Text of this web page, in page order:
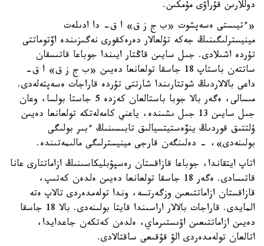
دوللارىن قۇراۋى مۇمكىن.
«ءتيىستى ەسەپشوت «ب ج ز ق» ا ق- دا ادىلەت
مينيسترلىگىنىڭ جەكە تۇلعالار دەرەكقورى نەگىزىندە اۆتوماتتى
تۇردە اشىلادى. جىل سايىن قاڭتار ايىندا جوباعا قاتىسقان
ساتتەن باستاپ 18 جاسقا تولعانعا دەيىن «ب ج ز ق» ا ق-
داعى بالالاردىڭ شوتتارىندا شارتتى تۇردە قاراجات ەسەپتەلەدى.
مىسالى، ەگەر بالا جوبا باستالعان كەزدە 5 جاستا بولسا، وعان
جىل سايىن 13 جىل ىشىندە، ياعني كامەلەتكە تولعانعا دەيىن
ۇلتتىق قوردىڭ ينۆەستيتسيالىق تابىسىنىڭ ءبىر بولىگى
بولىنەدى»، - دەلىنگەن قارجى مينيسترلىگى مالىمەتىندە.
اتاپ ايتقاندا، جوباعا قازاقستان رەسپۋبليكاسىنىڭ ازاماتتارى عانا
قاتىسادى. ەگەر 18 جاسقا تولعانعا دەيىن ەلدەن كەتىپ،
قازاقستان ازاماتتىعىن وزگەرتسە، وندا تولەمدەردى تالاپ ەتە
المايدى. قاراجات بالالار اراسىندا قايتا بولىنەدى. بالا 18 جاسقا
دەيىن ازاماتتىعىن اۋىستىرماي، ەلدەن كەتكەن جاعدايدا،
اتالعان تولەمدەردى الۋ قۇقىعى ساقتالادى.